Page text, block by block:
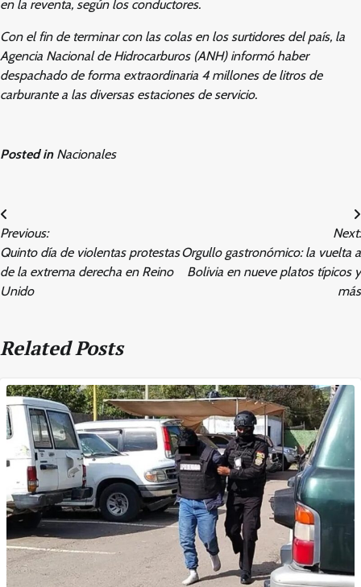
en la reventa, según los conductores.
Con el fin de terminar con las colas en los surtidores del país, la
Agencia Nacional de Hidrocarburos (ANH) informó haber
despachado de forma extraordinaria 4 millones de litros de
carburante a las diversas estaciones de servicio.
Posted in Nacionales
Post
navigation
Previous:
Quinto día de violentas protestas
de la extrema derecha en Reino
Unido
Next:
Orgullo gastronómico: la vuelta a
Bolivia en nueve platos típicos y
más
Related Posts